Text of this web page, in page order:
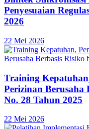
Penyesuaian
2026
22 Mei 2026
Training
Perizinan Berusaha
No. 28 Tahun 2025
22 Mei 2026